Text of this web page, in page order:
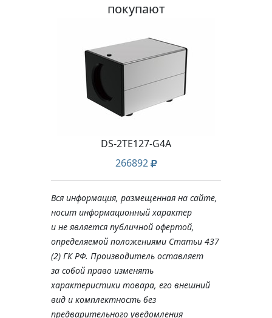
покупают
DS-2TE127-G4A
266892
Вся информация, размещенная на сайте,
носит информационный характер
и не является публичной офертой,
определяемой положениями Статьи 437
(2) ГК РФ. Производитель оставляет
за собой право изменять
характеристики товара, его внешний
вид и комплектность без
предварительного уведомления